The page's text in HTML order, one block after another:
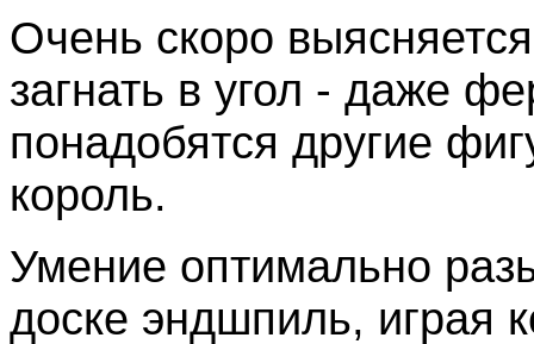
Очень скоро
загнать в угол - даже
понадобятся другие
король.
Умение оптимально
доске эндшпиль, играя